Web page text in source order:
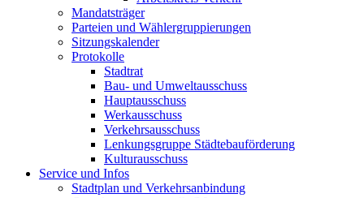
Mandatsträger
Parteien und Wählergruppierungen
Sitzungskalender
Protokolle
Stadtrat
Bau- und Umweltausschuss
Hauptausschuss
Werkausschuss
Verkehrsausschuss
Lenkungsgruppe Städtebauförderung
Kulturausschuss
Service und Infos
Stadtplan und Verkehrsanbindung